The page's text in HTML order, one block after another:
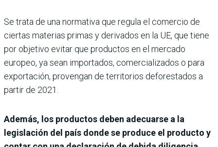
Se trata de una normativa que regula el comercio de
ciertas materias primas y derivados en la UE, que tiene
por objetivo evitar que productos en el mercado
europeo, ya sean importados, comercializados o para
exportación, provengan de territorios deforestados a
partir de 2021.
Además, los productos deben adecuarse a la
legislación del país donde se produce el producto y